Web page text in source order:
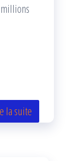
la suite